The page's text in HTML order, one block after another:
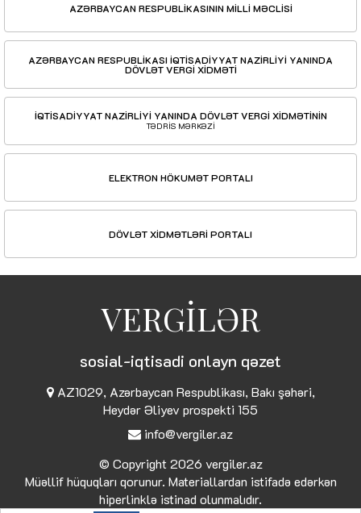
AZƏRBAYCAN RESPUBLİKASININ MİLLİ MƏCLİSİ
AZƏRBAYCAN RESPUBLİKASI İQTİSADİYYAT NAZİRLİYİ YANINDA
DÖVLƏT VERGİ XİDMƏTİ
İQTİSADİYYAT NAZİRLİYİ YANINDA DÖVLƏT VERGİ XİDMƏTİNİN
TƏDRİS MƏRKƏZİ
ELEKTRON HÖKUMƏT PORTALI
DÖVLƏT XİDMƏTLƏRİ PORTALI
VERGİLƏR
sosial-iqtisadi onlayn qəzet
AZ1029, Azərbaycan Respublikası, Bakı şəhəri,
Heydər Əliyev prospekti 155
info@vergiler.az
© Copyright 2026 vergiler.az
Müəllif hüquqları qorunur. Materiallardan istifadə edərkən
hiperlinklə istinad olunmalıdır.